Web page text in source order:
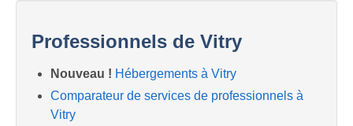
Professionnels de Vitry
Nouveau ! Hébergements à Vitry
Comparateur de services de professionnels à
Vitry